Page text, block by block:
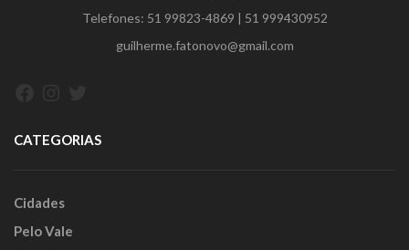
Telefones: 51 99823-4869 | 51 999430952
guilherme.fatonovo@gmail.com
CATEGORIAS
Cidades
Pelo Vale